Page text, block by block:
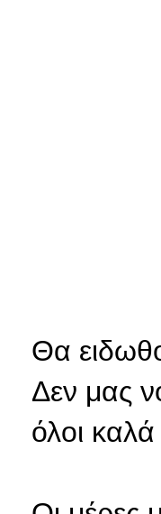
Θα
Δεν μας
όλοι